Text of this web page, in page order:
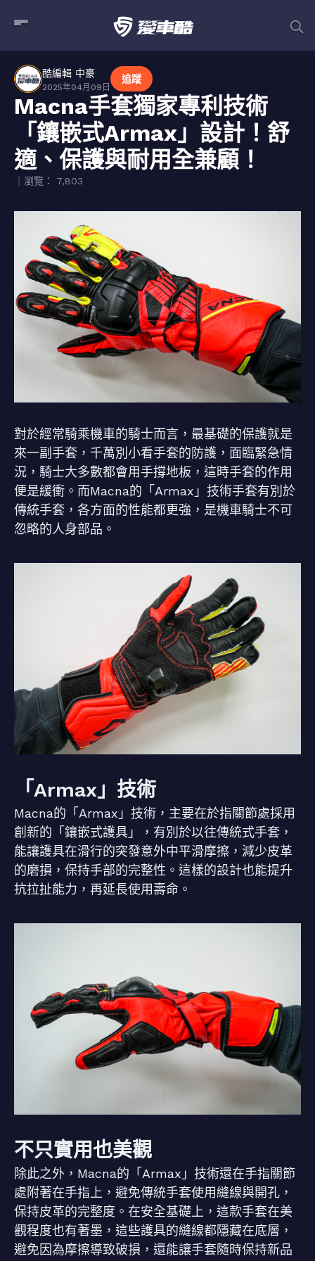
酷編輯 中豪
2025年04月09日
追蹤
Macna手套獨家專利技術
「鑲嵌式Armax」設計！舒
適、保護與耐用全兼顧！
｜瀏覽： 7,803
對於經常騎乘機車的騎士而言，最基礎的保護就是
來一副手套，千萬別小看手套的防護，面臨緊急情
況，騎士大多數都會用手撐地板，這時手套的作用
便是緩衝。而Macna的「Armax」技術手套有別於
傳統手套，各方面的性能都更強，是機車騎士不可
忽略的人身部品。
「Armax」技術
Macna的「Armax」技術，主要在於指關節處採用
創新的「鑲嵌式護具」，有別於以往傳統式手套，
能讓護具在滑行的突發意外中平滑摩擦，減少皮革
的磨損，保持手部的完整性。這樣的設計也能提升
抗拉扯能力，再延長使用壽命。
不只實用也美觀
除此之外，Macna的「Armax」技術還在手指關節
處附著在手指上，避免傳統手套使用縫線與開孔，
保持皮革的完整度。在安全基礎上，這款手套在美
觀程度也有著墨，這些護具的縫線都隱藏在底層，
避免因為摩擦導致破損，還能讓手套隨時保持新品